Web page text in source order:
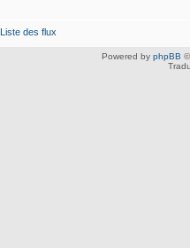
Liste des flux
Powered by phpBB